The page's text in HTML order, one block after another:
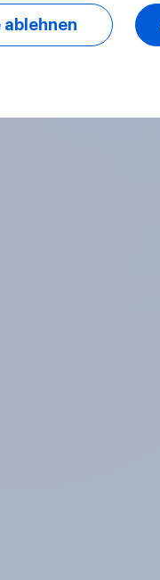
ablehnen